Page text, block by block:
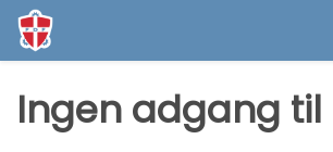
Ingen adgang til